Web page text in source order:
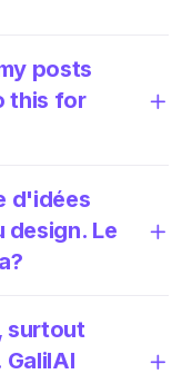
posts
this for
d'idées
design. Le
surtout